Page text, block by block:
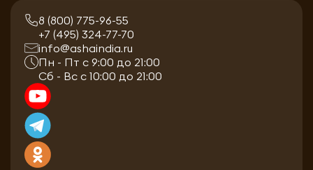
8 (800) 775-96-55
+7 (495) 324-77-70
info@ashaindia.ru
Пн - Пт с 9:00 до 21:00
Сб - Вс с 10:00 до 21:00